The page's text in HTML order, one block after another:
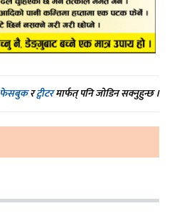
फेसबुकरट्वीटरमार्फत् पनि जोडिन सक्नुहुन्छ ।